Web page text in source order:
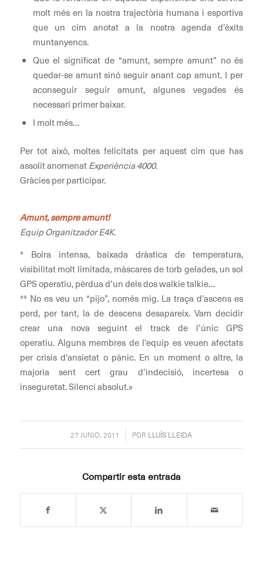
molt més en la nostra trajectòria humana i esportiva
que un cim anotat a la nostra agenda d’èxits
muntanyencs.
Que el significat de “amunt, sempre amunt” no és
quedar-se amunt sinó seguir anant cap amunt. I per
aconseguir seguir amunt, algunes vegades és
necessari primer baixar.
I molt més…
Per tot això, moltes felicitats per aquest cim que has
assolit anomenatExperiència 4000.
Gràcies per participar.
Amunt, sempre amunt!
Equip Organitzador E4K.
* Boira intensa, baixada dràstica de temperatura,
visibilitat molt limitada, màscares de torb gelades, un sol
GPS operatiu, pèrdua d’un dels dos walkie talkie…
** No es veu un “pijo”, només mig. La traça d’ascens es
perd, per tant, la de descens desapareix. Vam decidir
crear una nova seguint el track de l’únic GPS
operatiu. Alguns membres de l’equip es veuen afectats
per crisis d’ansietat o pànic. En un moment o altre, la
majoria sent cert grau d’indecisió, incertesa o
inseguretat. Silenci absolut.»
27 JUNIO, 2011
/ POR LLUÍS LLEIDA
Compartir esta entrada